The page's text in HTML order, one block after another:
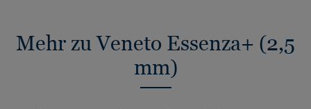
Mehr zu Veneto Essenza+ (2,5
mm)